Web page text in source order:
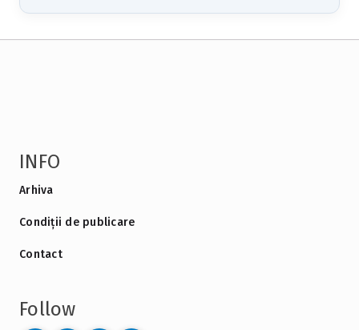
INFO
Arhiva
Condiții de publicare
Contact
Follow